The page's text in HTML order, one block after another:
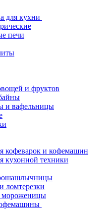
для кухни
печи
и фруктов
и вафельницы
кофеварок и кофемашин
кухонной техники
ломтерезки